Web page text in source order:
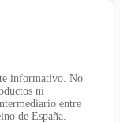
informativo. No
ni
entre
de España.